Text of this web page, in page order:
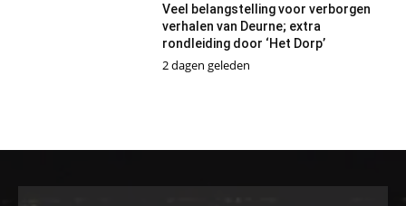
Veel belangstelling voor verborgen
verhalen van Deurne; extra
rondleiding door ‘Het Dorp’
2 dagen geleden